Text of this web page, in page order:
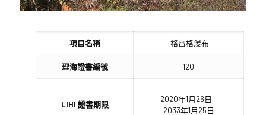
項目名稱 格雷格瀑布
理海證書編號 120
LIHI 證書期限
2020年1月26日 –
2033年1月25日